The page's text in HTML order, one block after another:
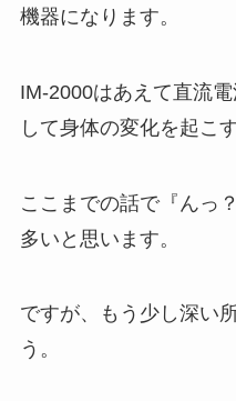
機器になります。
IM-2000はあえて直流
して身体の変化を起こ
ここまでの話で『んっ
多いと思います。
ですが、もう少し深い
う。